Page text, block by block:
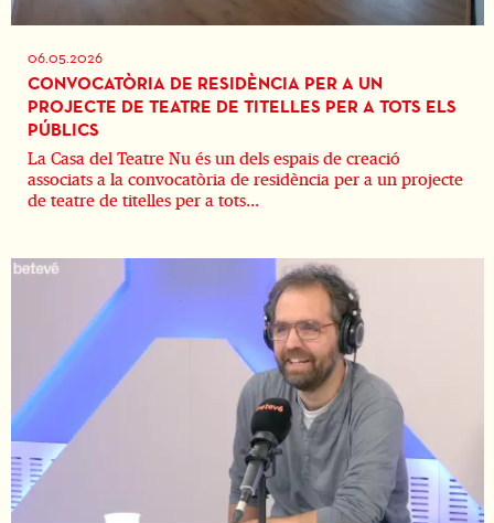
06.05.2026
CONVOCATÒRIA DE RESIDÈNCIA PER A UN
PROJECTE DE TEATRE DE TITELLES PER A TOTS ELS
PÚBLICS
La Casa del Teatre Nu és un dels espais de creació
associats a la convocatòria de residència per a un projecte
de teatre de titelles per a tots...